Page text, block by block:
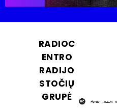
RADIOC
ENTRO
RADIJO
STOČIŲ
GRUPĖ